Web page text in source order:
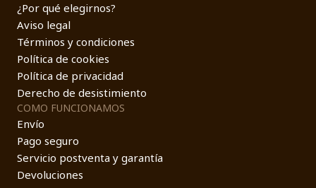
¿Por qué elegirnos?
Aviso legal
Términos y condiciones
Política de cookies
Política de privacidad
Derecho de desistimiento
COMO FUNCIONAMOS
Envío
Pago seguro
Servicio postventa y garantía
Devoluciones